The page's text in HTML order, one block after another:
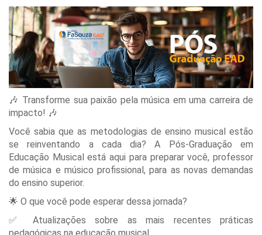
🎶 Transforme sua paixão pela música em uma carreira de
impacto! 🎶
Você sabia que as metodologias de ensino musical estão
se reinventando a cada dia? A Pós-Graduação em
Educação Musical está aqui para preparar você, professor
de música e músico profissional, para as novas demandas
do ensino superior.
🌟 O que você pode esperar dessa jornada?
✅ Atualizações sobre as mais recentes práticas
pedagógicas na educação musical.